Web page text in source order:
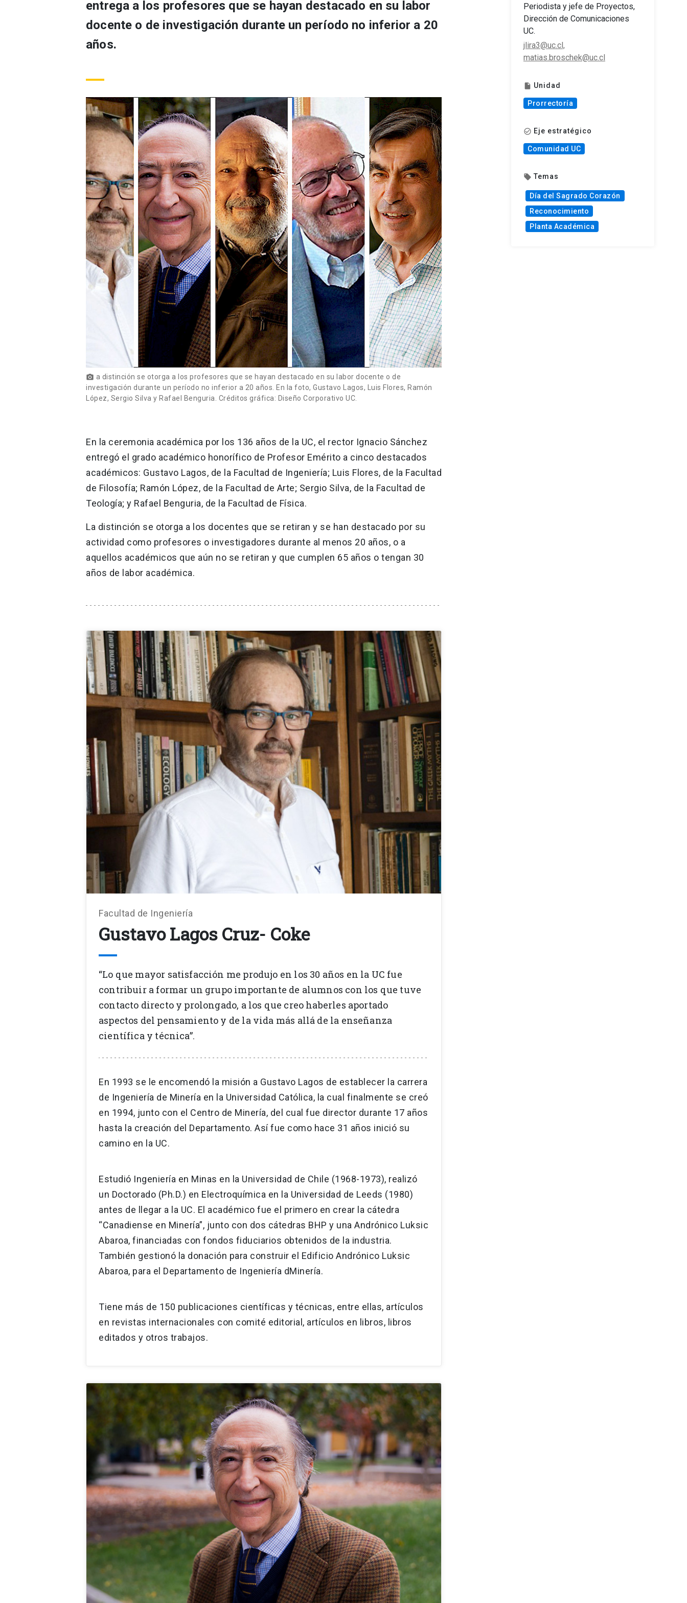
entrega a los profesores que se hayan destacado en su labor
docente o de investigación durante un período no inferior a 20
años.
photo_camera a distinción se otorga a los profesores que se hayan destacado en su labor docente o de
investigación durante un período no inferior a 20 años. En la foto, Gustavo Lagos, Luis Flores, Ramón
López, Sergio Silva y Rafael Benguria. Créditos gráfica: Diseño Corporativo UC.
En la ceremonia académica por los 136 años de la UC, el rector Ignacio Sánchez
entregó el grado académico honorífico de Profesor Emérito a cinco destacados
académicos: Gustavo Lagos, de la Facultad de Ingeniería; Luis Flores, de la Facultad
de Filosofía; Ramón López, de la Facultad de Arte; Sergio Silva, de la Facultad de
Teología; y Rafael Benguria, de la Facultad de Física.
La distinción se otorga a los docentes que se retiran y se han destacado por su
actividad como profesores o investigadores durante al menos 20 años, o a
aquellos académicos que aún no se retiran y que cumplen 65 años o tengan 30
años de labor académica.
Facultad de Ingeniería
Gustavo Lagos Cruz- Coke
“Lo que mayor satisfacción me produjo en los 30 años en la UC fue
contribuir a formar un grupo importante de alumnos con los que tuve
contacto directo y prolongado, a los que creo haberles aportado
aspectos del pensamiento y de la vida más allá de la enseñanza
científica y técnica”.
En 1993 se le encomendó la misión a Gustavo Lagos de establecer la carrera
de Ingeniería de Minería en la Universidad Católica, la cual finalmente se creó
en 1994, junto con el Centro de Minería, del cual fue director durante 17 años
hasta la creación del Departamento. Así fue como hace 31 años inició su
camino en la UC.
Estudió Ingeniería en Minas en la Universidad de Chile (1968-1973), realizó
un Doctorado (Ph.D.) en Electroquímica en la Universidad de Leeds (1980)
antes de llegar a la UC. El académico fue el primero en crear la cátedra
“Canadiense en Minería”, junto con dos cátedras BHP y una Andrónico Luksic
Abaroa, financiadas con fondos fiduciarios obtenidos de la industria.
También gestionó la donación para construir el Edificio Andrónico Luksic
Abaroa, para el Departamento de Ingeniería dMinería.
Tiene más de 150 publicaciones científicas y técnicas, entre ellas, artículos
en revistas internacionales con comité editorial, artículos en libros, libros
editados y otros trabajos.
Periodista y jefe de Proyectos,
Dirección de Comunicaciones
UC.
jlira3@uc.cl,
matias.broschek@uc.cl
insert_drive_file Unidad
Prorrectoría
check_circle_outline Eje estratégico
Comunidad UC
local_offer Temas
Día del Sagrado Corazón
Reconocimiento
Planta Académica